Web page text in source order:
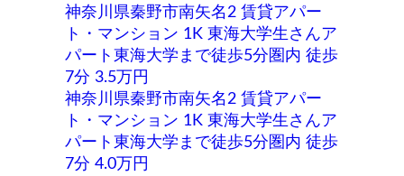
神奈川県秦野市南矢名2 賃貸アパー
ト・マンション 1K 東海大学生さんア
パート東海大学まで徒歩5分圏内 徒歩
7分 3.5万円
神奈川県秦野市南矢名2 賃貸アパー
ト・マンション 1K 東海大学生さんア
パート東海大学まで徒歩5分圏内 徒歩
7分 4.0万円